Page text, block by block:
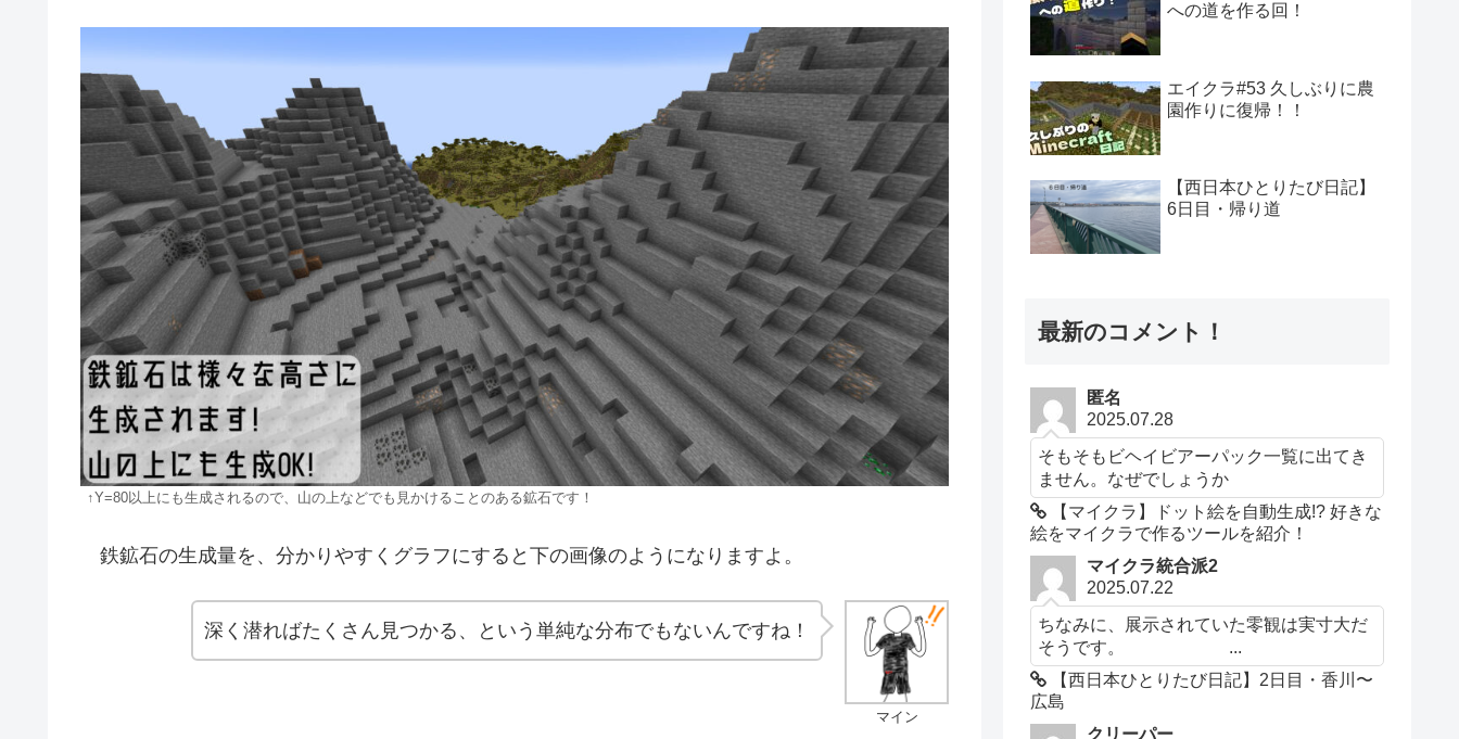
↑Y=80以上にも生成されるので、山の上などでも見かけることのある鉱石です！
鉄鉱石の生成量を、分かりやすくグラフにすると下の画像のようになりますよ。
マイン
深く潜ればたくさん見つかる、という単純な分布でもないんですね！
への道を作る回！
エイクラ#53 久しぶりに農
園作りに復帰！！
【西日本ひとりたび日記】
6日目・帰り道
最新のコメント！
匿名
2025.07.28
そもそもビヘイビアーパック一覧に出てき
ません。なぜでしょうか
【マイクラ】ドット絵を自動生成!? 好きな
絵をマイクラで作るツールを紹介！
マイクラ統合派2
2025.07.22
ちなみに、展示されていた零観は実寸大だ
そうです。 ...
【西日本ひとりたび日記】2日目・香川〜
広島
クリーパー